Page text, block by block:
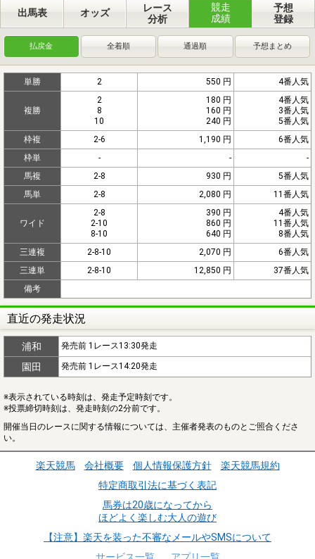
出馬表 オッズ
レース
分析
競走
成績
予想
登録
払戻金 全着順 通過順 予想まとめ
単勝 2 550 円 4番人気
複勝
2
8
10
180 円
160 円
240 円
4番人気
3番人気
5番人気
枠複
2-6 1,190 円
6番人気
枠単
- -
-
馬複
2-8 930 円
5番人気
馬単
2-8 2,080 円 11番人気
ワイド
2-8
2-10
8-10
390 円
860 円
640 円
4番人気
11番人気
8番人気
三連複
2-8-10 2,070 円
6番人気
三連単
2-8-10 12,850 円
37番人気
備考
直近の発走状況
浦和 発売前 1レース13:30発走
園田 発売前 1レース14:20発走
※表示されている時刻は、発走予定時刻です。
※投票締切時刻は、発走時刻の2分前です。
開催当日のレースに関する情報については、主催者発表のものとご照合くださ
い。
楽天競馬 会社概要 個人情報保護方針
楽天競馬規約
特定商取引法に基づく表記
馬券は20歳になってから
ほどよく楽しむ大人の遊び
【注意】楽天を装った不審なメールやSMSについて
サービス一覧
アプリ一覧